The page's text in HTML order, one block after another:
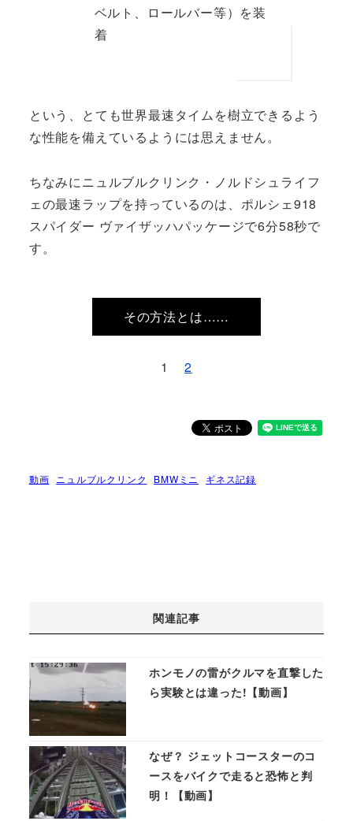
ベルト、ロールバー等）を装
着
という、とても世界最速タイムを樹立できるよう
な性能を備えているようには思えません。
ちなみにニュルブルクリンク・ノルドシュライフ
ェの最速ラップを持っているのは、ポルシェ918
スパイダー ヴァイザッハパッケージで6分58秒で
す。
その方法とは……
1 2
動画 ニュルブルクリンク BMWミニ ギネス記録
関連記事
ホンモノの雷がクルマを直撃した
ら実験とは違った!【動画】
なぜ？ ジェットコースターのコ
ースをバイクで走ると恐怖と判
明！【動画】